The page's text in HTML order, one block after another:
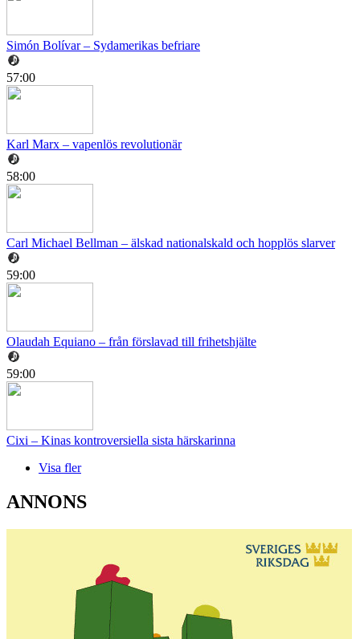
Simón Bolívar – Sydamerikas befriare
57:00
Karl Marx – vapenlös revolutionär
58:00
Carl Michael Bellman – älskad nationalskald och hopplös slarver
59:00
Olaudah Equiano – från förslavad till frihetshjälte
59:00
Cixi – Kinas kontroversiella sista härskarinna
Visa fler
ANNONS